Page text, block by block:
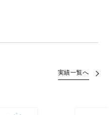
実績一覧へ